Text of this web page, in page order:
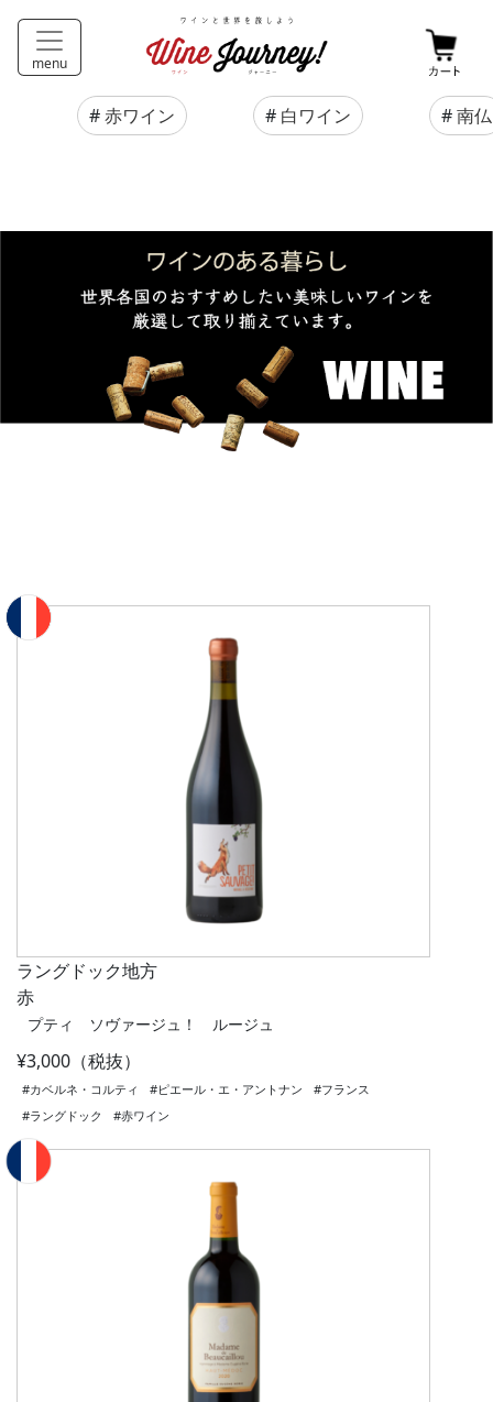
menu
#赤ワイン # 白ワイン #南仏
ラングドック地方
赤
プティ ソヴァージュ！ ルージュ
¥3,000（税抜）
#カベルネ・コルティ #ピエール・エ・アントナン
#フランス
#ラングドック
#赤ワイン